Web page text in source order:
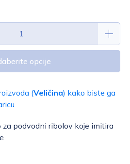
opcije
(Veličina) kako biste ga
za podvodni ribolov koje imitira